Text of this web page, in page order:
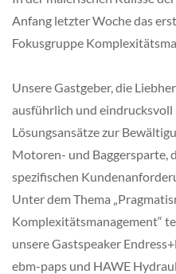
Anfang letzter Woche das
Fokusgruppe
Unsere Gastgeber, die
ausführlich und
Lösungsansätze zur
Motoren- und Baggersparte,
spezifischen
Unter dem Thema
Komplexitätsmanagement“
unsere Gastspeaker
ebm-paps und HAWE